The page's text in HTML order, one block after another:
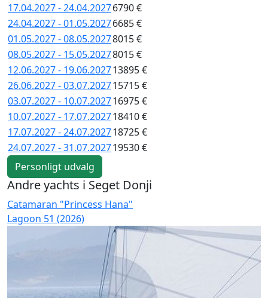
17.04.2027 - 24.04.20276790 €
24.04.2027 - 01.05.20276685 €
01.05.2027 - 08.05.20278015 €
08.05.2027 - 15.05.20278015 €
12.06.2027 - 19.06.202713895 €
26.06.2027 - 03.07.202715715 €
03.07.2027 - 10.07.202716975 €
10.07.2027 - 17.07.202718410 €
17.07.2027 - 24.07.202718725 €
24.07.2027 - 31.07.202719530 €
Personligt udvalg
Andre yachts i Seget Donji
Catamaran "Princess Hana"
Lagoon 51 (2026)